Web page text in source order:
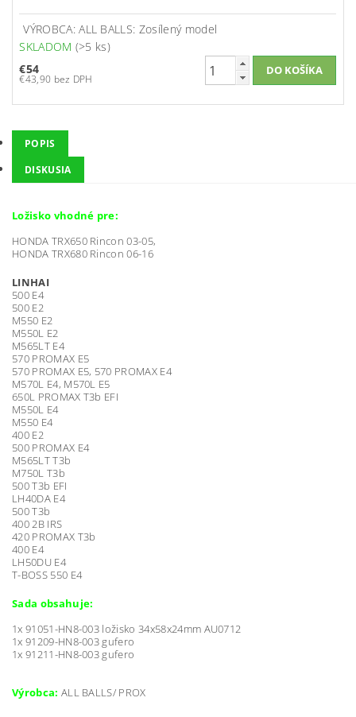
VÝROBCA: ALL BALLS: Zosílený model
SKLADOM (>5 ks)
€54
€43,90 bez DPH
POPIS
DISKUSIA
Ložisko vhodné pre:
HONDA TRX650 Rincon 03-05,
HONDA TRX680 Rincon 06-16
LINHAI
500 E4
500 E2
M550 E2
M550L E2
M565LT E4
570 PROMAX E5
570 PROMAX E5, 570 PROMAX E4
M570L E4, M570L E5
650L PROMAX T3b EFI
M550L E4
M550 E4
400 E2
500 PROMAX E4
M565LT T3b
M750L T3b
500 T3b EFI
LH40DA E4
500 T3b
400 2B IRS
420 PROMAX T3b
400 E4
LH50DU E4
T-BOSS 550 E4
Sada obsahuje:
1x 91051-HN8-003 ložisko 34x58x24mm AU0712
1x 91209-HN8-003 gufero
1x 91211-HN8-003 gufero
Výrobca: ALL BALLS/ PROX